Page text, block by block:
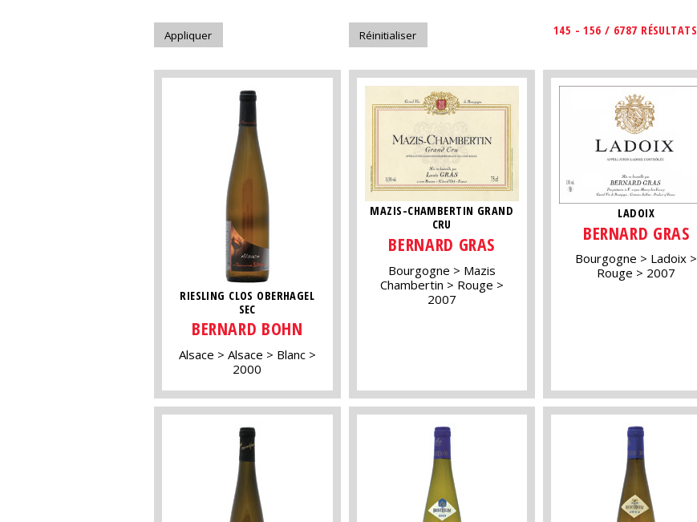
145 - 156 / 6787 RÉSULTATS
RIESLING CLOS OBERHAGEL
SEC
BERNARD BOHN
Alsace Alsace
Blanc
2000
MAZIS-CHAMBERTIN GRAND
CRU
BERNARD GRAS
Bourgogne
Mazis
Chambertin
Rouge
2007
LADOIX
BERNARD GRAS
Bourgogne
Ladoix
Rouge
2007